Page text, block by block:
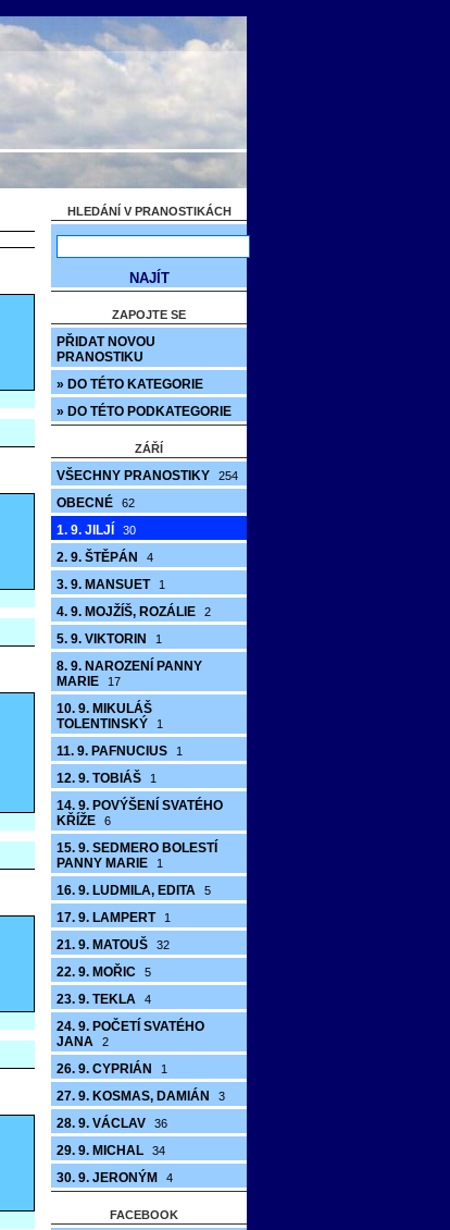
HLEDÁNÍ V PRANOSTIKÁCH
ZAPOJTE SE
PŘIDAT NOVOU
PRANOSTIKU
» DO TÉTO KATEGORIE
» DO TÉTO PODKATEGORIE
ZÁŘÍ
VŠECHNY PRANOSTIKY 254
OBECNÉ 62
1. 9. JILJÍ 30
2. 9. ŠTĚPÁN 4
3. 9. MANSUET 1
4. 9. MOJŽÍŠ, ROZÁLIE 2
5. 9. VIKTORIN 1
8. 9. NAROZENÍ PANNY
MARIE
17
10. 9. MIKULÁŠ
TOLENTINSKÝ
1
11. 9. PAFNUCIUS 1
12. 9. TOBIÁŠ 1
14. 9. POVÝŠENÍ SVATÉHO
KŘÍŽE
6
15. 9. SEDMERO BOLESTÍ
PANNY MARIE
1
16. 9. LUDMILA, EDITA 5
17. 9. LAMPERT 1
21. 9. MATOUŠ 32
22. 9. MOŘIC 5
23. 9. TEKLA 4
24. 9. POČETÍ SVATÉHO
JANA
2
26. 9. CYPRIÁN 1
27. 9. KOSMAS, DAMIÁN 3
28. 9. VÁCLAV 36
29. 9. MICHAL 34
30. 9. JERONÝM 4
FACEBOOK